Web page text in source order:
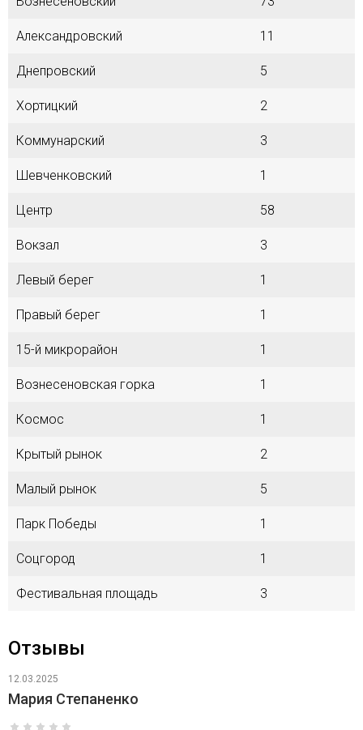
Александровский 11
Днепровский 5
Хортицкий 2
Коммунарский 3
Шевченковский 1
Центр 58
Вокзал 3
Левый берег 1
Правый берег 1
15-й микрорайон 1
Вознесеновская горка 1
Космос 1
Крытый рынок 2
Малый рынок 5
Парк Победы 1
Соцгород 1
Фестивальная площадь 3
Отзывы
12.03.2025
Мария Степаненко